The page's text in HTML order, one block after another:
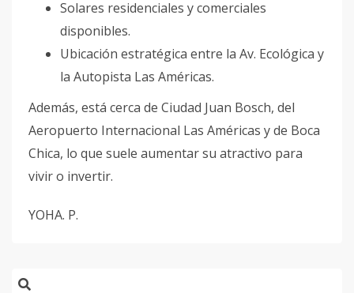
Solares residenciales y comerciales
disponibles.
Ubicación estratégica entre la Av. Ecológica y
la Autopista Las Américas.
Además, está cerca de Ciudad Juan Bosch, del
Aeropuerto Internacional Las Américas y de Boca
Chica, lo que suele aumentar su atractivo para
vivir o invertir.
YOHA. P.